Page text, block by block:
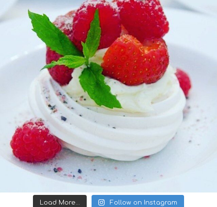
Load More... Follow on Instagram